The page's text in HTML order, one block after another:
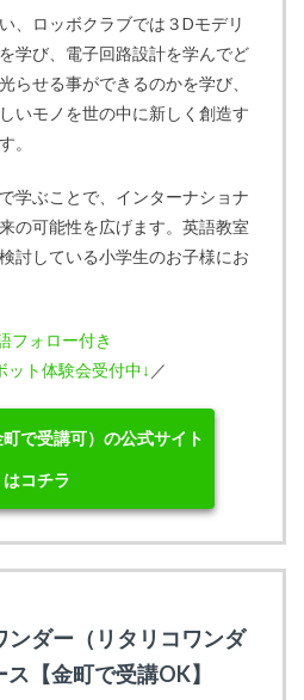
、ロッボクラブでは３Dモデリ
学び、電子回路設計を学んでど
らせる事ができるのかを学び、
いモノを世の中に新しく創造す
。
学ぶことで、インターナショナ
の可能性を広げます。英語教室
討している小学生のお子様にお
フォロー付き
ット体験会受付中↓ ／
で受講可）の公式サイト
はコチラ
ンダー（リタリコワンダ
【金町で受講OK】